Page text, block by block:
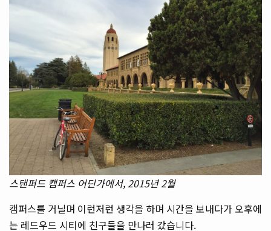
스탠퍼드 캠퍼스 어딘가에서, 2015년 2월
캠퍼스를 거닐며 이런저런 생각을 하며 시간을 보내다가 오후에
는 레드우드 시티에 친구들을 만나러 갔습니다.